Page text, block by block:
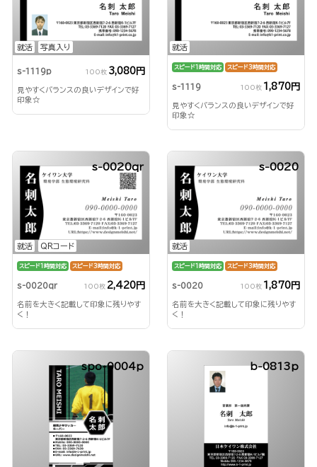
就活 写真入り
s-1119p 100枚 3,080円
見やすくバランスの良いデザインで好
印象☆
就活
スピード1時間対応 スピード3時間対応
s-1119 100枚 1,870円
見やすくバランスの良いデザインで好
印象☆
就活 QRコード
s-0020qr
スピード1時間対応 スピード3時間対応
s-0020qr 100枚 2,420円
名前を大きく記載して印象に残りやす
く！
就活
s-0020
スピード1時間対応 スピード3時間対応
s-0020 100枚 1,870円
名前を大きく記載して印象に残りやす
く！
spo-0004p b-0813p